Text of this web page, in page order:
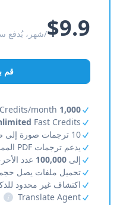
$9.9/شهر، يُدفع
قم
1,000
Fast Credits
10 ترجمات صورة إلى صورة/اليوم
يدعم ترجمات PDF الممسوحة ضوئيا
إلى 100,000 عدد
تحميل ملفات يصل
اكتشاف غير محدود
Translate Agent
i